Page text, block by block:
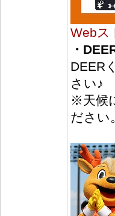
Webス
・
DEER
さい♪
※天候
ださい